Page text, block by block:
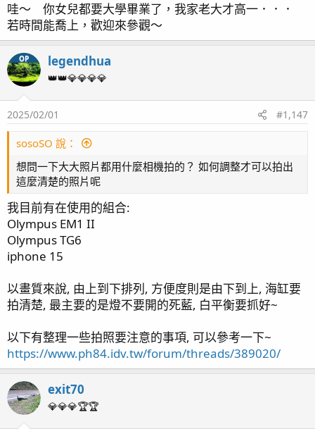
page79 龜殼腦 / 寶石花 / 寄居蟹噴發 / 四年六月/ 水盆缸
page80 Top Down Picture / 4.5年歷程 / 魚隻點名
page81 側濾簡介 / 再敲橘子
page82 斷臂殘肢
page83 骨融合 / KHA 故障 / 四年八月更新
page84 維護費用估算
page85 瘦身計畫 / 43地震慘案
page88 持續瘦身 / 震後一個月 / 主峰九叢骨
page89 元素出狀況
page90 出差歸來 / 毛象大兜蟲
page91 擁擠
page92 T5 預熱安定器損毀 / 瘦身換血 / 出差過後
page93 2024末之水難 / 2025首發
page96 捱刀
page97 骨況更新
page98 影片更新 / 尋找草缸有緣人 / 巨物移出 / 出差歸
來 / 哥吉拉
page100 加油添醋
page101 北海道五日遊
page102 久違的更新
最後編輯：2026/02/10
R
e
c
t
kaokaokao,bnmza0511,clownfish78and 32 others
哇～ 你女兒都要大學畢業了，我家老大才高一．．．
若時間能喬上，歡迎來參觀～
OP legendhua
👑👑💎💎💎💎
2025/02/01 #1,147
sosoSO 說：
想問一下大大照片都用什麼相機拍的？ 如何調整才可以拍出
這麼清楚的照片呢
我目前有在使用的組合:
Olympus EM1 II
Olympus TG6
iphone 15
以畫質來說, 由上到下排列, 方便度則是由下到上, 海缸要
拍清楚, 最主要的是燈不要開的死藍, 白平衡要抓好~
以下有整理一些拍照要注意的事項, 可以參考一下~
https://www.ph84.idv.tw/forum/threads/389020/
exit70
💎💎💎🏆🏆